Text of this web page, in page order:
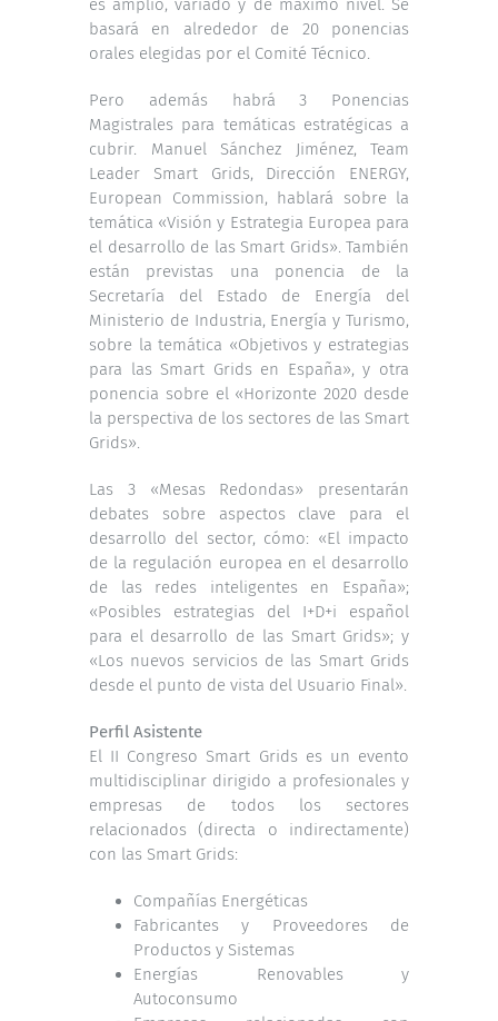
es amplio, variado y de máximo nivel. Se
basará en alrededor de 20 ponencias
orales elegidas por el Comité Técnico.
Pero además habrá 3 Ponencias
Magistrales para temáticas estratégicas a
cubrir. Manuel Sánchez Jiménez, Team
Leader Smart Grids, Dirección ENERGY,
European Commission, hablará sobre la
temática «Visión y Estrategia Europea para
el desarrollo de las Smart Grids». También
están previstas una ponencia de la
Secretaría del Estado de Energía del
Ministerio de Industria, Energía y Turismo,
sobre la temática «Objetivos y estrategias
para las Smart Grids en España», y otra
ponencia sobre el «Horizonte 2020 desde
la perspectiva de los sectores de las Smart
Grids».
Las 3 «Mesas Redondas» presentarán
debates sobre aspectos clave para el
desarrollo del sector, cómo: «El impacto
de la regulación europea en el desarrollo
de las redes inteligentes en España»;
«Posibles estrategias del I+D+i español
para el desarrollo de las Smart Grids»; y
«Los nuevos servicios de las Smart Grids
desde el punto de vista del Usuario Final».
Perfil Asistente
El II Congreso Smart Grids es un evento
multidisciplinar dirigido a profesionales y
empresas de todos los sectores
relacionados (directa o indirectamente)
con las Smart Grids:
Compañías Energéticas
Fabricantes y Proveedores de
Productos y Sistemas
Energías Renovables y
Autoconsumo